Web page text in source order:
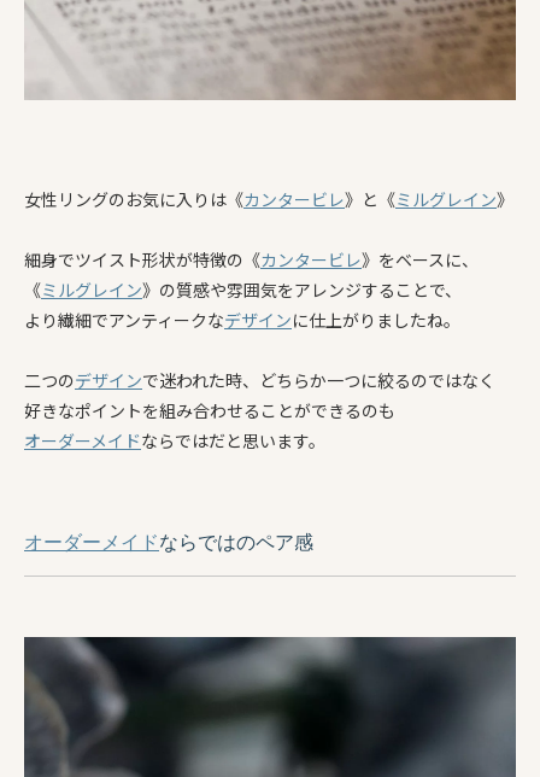
女性リングのお気に入りは《カンタービレ》と《ミルグレイン》
細身でツイスト形状が特徴の《カンタービレ》をベースに、
《ミルグレイン》の質感や雰囲気をアレンジすることで、
より繊細でアンティークなデザインに仕上がりましたね。
二つのデザインで迷われた時、どちらか一つに絞るのではなく
好きなポイントを組み合わせることができるのも
オーダーメイドならではだと思います。
オーダーメイドならではのペア感